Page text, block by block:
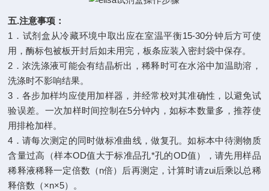
五.注意事项：
1．试剂盒从冷藏环境中取出应在室温平衡15-30分钟后方可使
用，酶标包被板开封后如未用完，板条应装入密封袋中保存。
2．浓洗涤液可能会有结晶析出，稀释时可在水浴中加温助溶，
洗涤时不影响结果。
3．各步加样均应使用加样器，并经常校对其准确性，以避免试
验误差。一次加样时间控制在5分钟内，如标本数量多，推荐使
用排枪加样。
4．请每次测定的同时做标准曲线，做复孔。如标本中待测物质
含量过高（样本OD值大于标准品孔*孔的OD值），请先用样品
稀释液稀释一定倍数（n倍）后再测定，计算时请zui后乘以总稀
释倍数（×n×5）。